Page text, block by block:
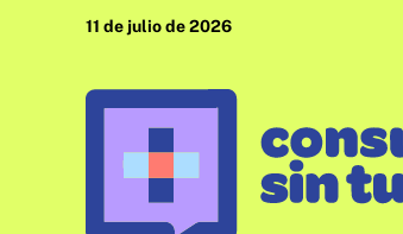
11 de julio de 2026